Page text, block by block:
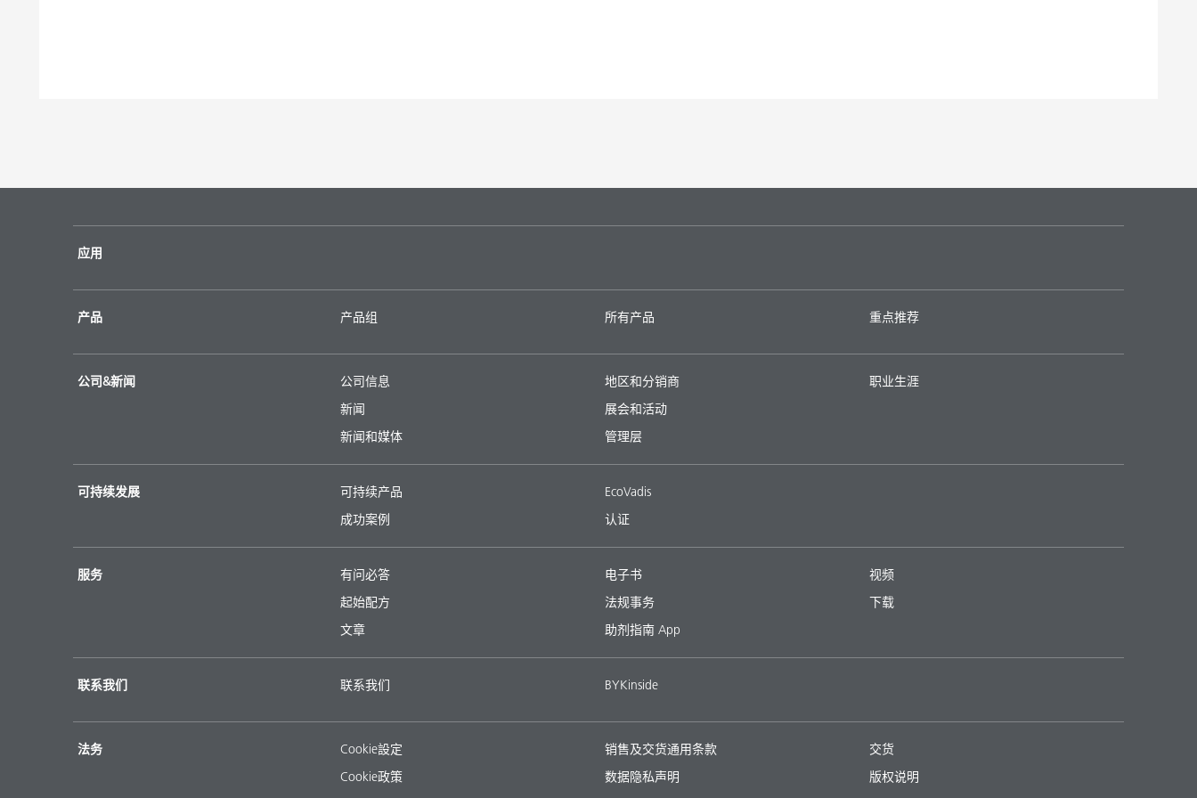
应用
产品 产品组 所有产品 重点推荐
公司&新闻
公司信息
新闻
新闻和媒体
地区和分销商
展会和活动
管理层
职业生涯
可持续发展
可持续产品
成功案例
EcoVadis
认证
服务
有问必答
起始配方
文章
电子书
法规事务
助剂指南 App
视频
下载
联系我们 联系我们 BYKinside
法务
Cookie設定
Cookie政策
销售及交货通用条款
数据隐私声明
交货
版权说明